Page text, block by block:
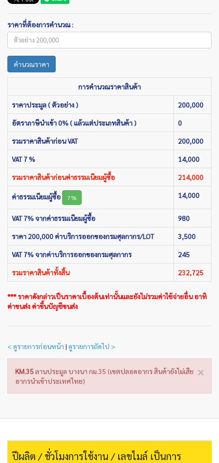
ราคาที่ต้องการคำนวณ :
คำนวณราคา
การคำนวณราคาสินค้า
ราคาประมูล ( ตัวอย่าง ) 200,000
อัตราภาษีนำเข้า 0% ( แล้วแต่ประเภทสินค้า ) 0
รวมราคาสินค้าก่อน VAT 200,000
VAT 7 % 14,000
รวมราคาสินค้าก่อนค่าธรรมเนียมผู้ซื้อ 214,000
ค่าธรรมเนียมผู้ซื้อ 7% 14,000
VAT 7% จากค่าธรรมเนียมผู้ซื้อ 980
ราคา 200,000 ค่าบริการออกของกรมศุลกากร/LOT 3,500
VAT 7% จากค่าบริการออกของกรมศุลกากร 245
รวมราคาสินค้าทั้งสิ้น 232,725
*** ราคาดังกล่าวเป็นราคาเบื้องต้นเท่านั้นและยังไม่รวมค่าใช้จ่ายอื่น อาทิ
ค่าขนส่ง ค่าขึ้นบัญชีขนส่ง
< ดูรายการก่อนหน้า | ดูรายการถัดไป >
×
KM.35ลานประมูล บางนา กม.35 (เขตปลอดอากร สินค้ายังไม่เสีย
อากรนำเข้าประเทศไทย)
ปีผลิต / ชั่วโมงการใช้งาน / เลขไมล์ เป็นการ